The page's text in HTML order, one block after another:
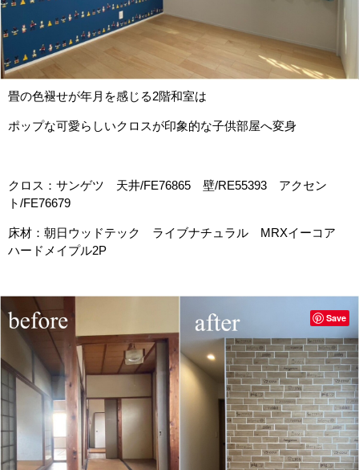
畳の色褪せが年月を感じる2階和室は
ポップな可愛らしいクロスが印象的な子供部屋へ変身
クロス：サンゲツ 天井/FE76865 壁/RE55393 アクセン
ト/FE76679
床材：朝日ウッドテック ライブナチュラル MRXイーコア
ハードメイプル2P
Save